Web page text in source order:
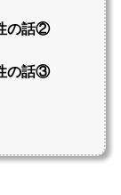
の話②
の話③